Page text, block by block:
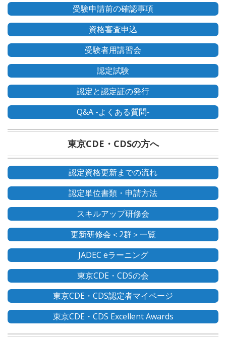
受験申請前の確認事項
資格審査申込
受験者用講習会
認定試験
認定と認定証の発行
Q&A -よくある質問-
東京CDE・CDSの方へ
認定資格更新までの流れ
認定単位書類・申請方法
スキルアップ研修会
更新研修会＜2群＞一覧
JADEC eラーニング
東京CDE・CDSの会
東京CDE・CDS認定者マイページ
東京CDE・CDS Excellent Awards